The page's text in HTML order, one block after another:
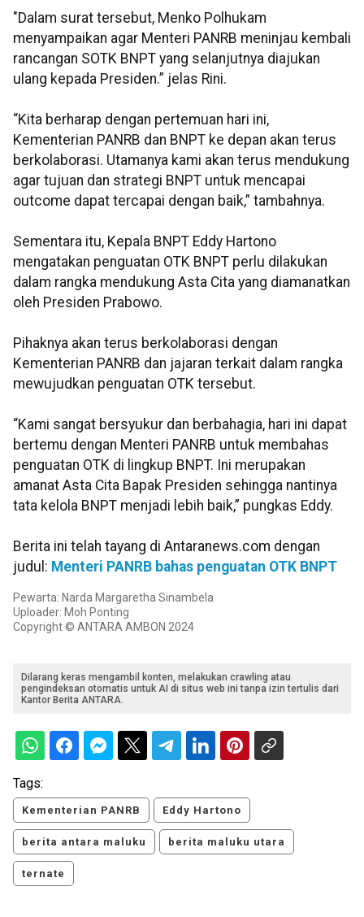
"Dalam surat tersebut, Menko Polhukam
menyampaikan agar Menteri PANRB meninjau kembali
rancangan SOTK BNPT yang selanjutnya diajukan
ulang kepada Presiden.” jelas Rini.
“Kita berharap dengan pertemuan hari ini,
Kementerian PANRB dan BNPT ke depan akan terus
berkolaborasi. Utamanya kami akan terus mendukung
agar tujuan dan strategi BNPT untuk mencapai
outcome dapat tercapai dengan baik,” tambahnya.
Sementara itu, Kepala BNPT Eddy Hartono
mengatakan penguatan OTK BNPT perlu dilakukan
dalam rangka mendukung Asta Cita yang diamanatkan
oleh Presiden Prabowo.
Pihaknya akan terus berkolaborasi dengan
Kementerian PANRB dan jajaran terkait dalam rangka
mewujudkan penguatan OTK tersebut.
“Kami sangat bersyukur dan berbahagia, hari ini dapat
bertemu dengan Menteri PANRB untuk membahas
penguatan OTK di lingkup BNPT. Ini merupakan
amanat Asta Cita Bapak Presiden sehingga nantinya
tata kelola BNPT menjadi lebih baik,” pungkas Eddy.
Berita ini telah tayang di Antaranews.com dengan
judul: Menteri PANRB bahas penguatan OTK BNPT
Pewarta: Narda Margaretha Sinambela
Uploader: Moh Ponting
Copyright © ANTARA AMBON 2024
Dilarang keras mengambil konten, melakukan crawling atau
pengindeksan otomatis untuk AI di situs web ini tanpa izin tertulis dari
Kantor Berita ANTARA.
Tags:
Kementerian PANRB Eddy Hartono
berita antara maluku berita maluku utara
ternate